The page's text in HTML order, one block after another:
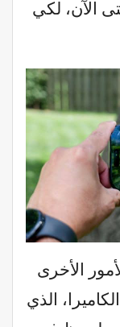
الآن، لكي
الأخرى
الذي